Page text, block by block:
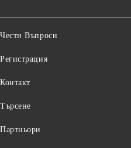
Чести Въпроси
Регистрация
Контакт
Търсене
Партньори